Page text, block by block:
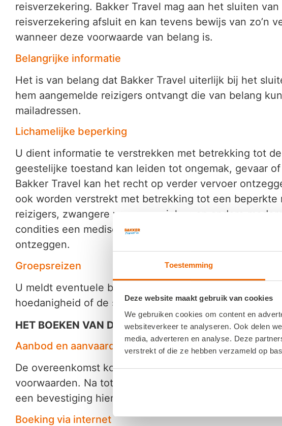
Toestemming
Deze website maakt gebruik van cookies
We gebruiken cookies om content en
websiteverkeer te analyseren. Ook delen
media, adverteren en analyse. Deze
verstrekt of die ze hebben verzameld op
reisverzekering. Bakker Travel mag aan het sluiten
reisverzekering afsluit en kan tevens bewijs van zo’n
wanneer deze voorwaarde van belang is.
Belangrijke informatie
Het is van belang dat Bakker Travel uiterlijk bij het
hem aangemelde reizigers ontvangt die van belang
mailadressen.
Lichamelijke beperking
U dient informatie te verstrekken met betrekking tot
geestelijke toestand kan leiden tot ongemak, gevaar
Bakker Travel kan het recht op verder vervoer
ook worden verstrekt met betrekking tot een
reizigers, zwangere vrouwen, zieken en andere
condities een medische verklaring te verlangen en
ontzeggen.
Groepsreizen
U meldt eventuele bijzonderheden die van belang
hoedanigheid of de samenstelling van de door hem
HET BOEKEN VAN DE REIS
Aanbod en aanvaarding
De overeenkomst komt tot stand door aanvaarding
voorwaarden. Na totstandkoming van de
een bevestiging hiervan.
Boeking via internet